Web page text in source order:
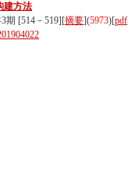
建方法
期 [514－519][摘要](5973)[pdf